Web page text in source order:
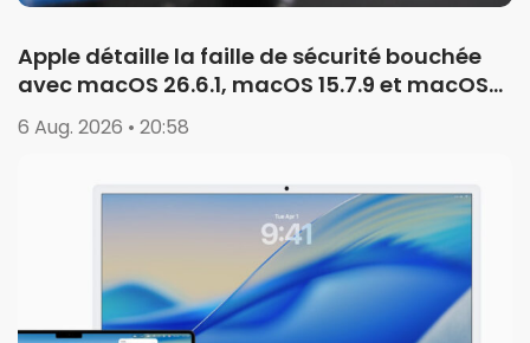
Apple détaille la faille de sécurité bouchée
avec macOS 26.6.1, macOS 15.7.9 et macOS
14.8.9
6 Aug. 2026 • 20:58